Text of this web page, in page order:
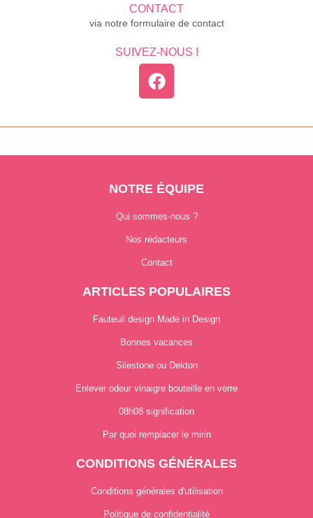
CONTACT
via notre formulaire de contact
SUIVEZ-NOUS !
NOTRE ÉQUIPE
Qui sommes-nous ?
Nos rédacteurs
Contact
ARTICLES POPULAIRES
Fauteuil design Made in Design
Bonnes vacances
Silestone ou Dekton
Enlever odeur vinaigre bouteille en verre
08h08 signification
Par quoi remplacer le mirin
CONDITIONS GÉNÉRALES
Conditions générales d'utilisation
Politique de confidentialité